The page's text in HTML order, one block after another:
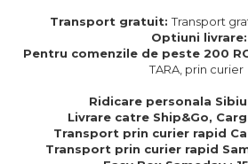
Camion din lemn
Aromaterapie
Decoratiuni pentru casa
Genti si portofele barbati din
piele naturala
Transport gratuit:Transport
Optiuni livrare:
Pentru comenzile de peste 200
TARA, prin curier
Ridicare personala Sibiu
Livrare catre Ship&Go,
Transport prin curier rapid
Transport prin curier rapid